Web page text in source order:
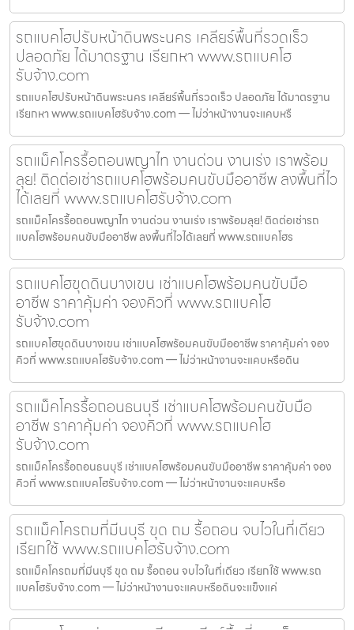
รถแบคโฮปรับหน้าดินพระนคร เคลียร์พื้นที่รวดเร็ว
ปลอดภัย ได้มาตรฐาน เรียกหา www.รถแบคโฮ
รับจ้าง.com
รถแบคโฮปรับหน้าดินพระนคร เคลียร์พื้นที่รวดเร็ว ปลอดภัย ได้มาตรฐาน
เรียกหา www.รถแบคโฮรับจ้าง.com — ไม่ว่าหน้างานจะแคบหรื
รถแม็คโครรื้อถอนพญาไท งานด่วน งานเร่ง เราพร้อม
ลุย! ติดต่อเช่ารถแบคโฮพร้อมคนขับมืออาชีพ ลงพื้นที่ไว
ได้เลยที่ www.รถแบคโฮรับจ้าง.com
รถแม็คโครรื้อถอนพญาไท งานด่วน งานเร่ง เราพร้อมลุย! ติดต่อเช่ารถ
แบคโฮพร้อมคนขับมืออาชีพ ลงพื้นที่ไวได้เลยที่ www.รถแบคโฮร
รถแบคโฮขุดดินบางเขน เช่าแบคโฮพร้อมคนขับมือ
อาชีพ ราคาคุ้มค่า จองคิวที่ www.รถแบคโฮ
รับจ้าง.com
รถแบคโฮขุดดินบางเขน เช่าแบคโฮพร้อมคนขับมืออาชีพ ราคาคุ้มค่า จอง
คิวที่ www.รถแบคโฮรับจ้าง.com — ไม่ว่าหน้างานจะแคบหรือดิน
รถแม็คโครรื้อถอนธนบุรี เช่าแบคโฮพร้อมคนขับมือ
อาชีพ ราคาคุ้มค่า จองคิวที่ www.รถแบคโฮ
รับจ้าง.com
รถแม็คโครรื้อถอนธนบุรี เช่าแบคโฮพร้อมคนขับมืออาชีพ ราคาคุ้มค่า จอง
คิวที่ www.รถแบคโฮรับจ้าง.com — ไม่ว่าหน้างานจะแคบหรือ
รถแม็คโครถมที่มีนบุรี ขุด ถม รื้อถอน จบไวในที่เดียว
เรียกใช้ www.รถแบคโฮรับจ้าง.com
รถแม็คโครถมที่มีนบุรี ขุด ถม รื้อถอน จบไวในที่เดียว เรียกใช้ www.รถ
แบคโฮรับจ้าง.com — ไม่ว่าหน้างานจะแคบหรือดินจะแข็งแค่